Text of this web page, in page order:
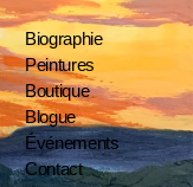
Biographie
Peintures
Boutique
Blogue
Événements
Contact